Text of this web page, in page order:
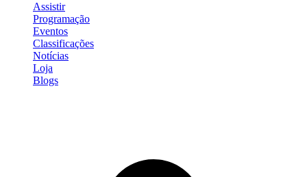
Assistir
Programação
Eventos
Classificações
Notícias
Loja
Blogs